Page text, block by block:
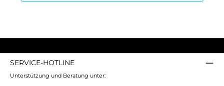
SERVICE-HOTLINE
Unterstützung und Beratung unter: